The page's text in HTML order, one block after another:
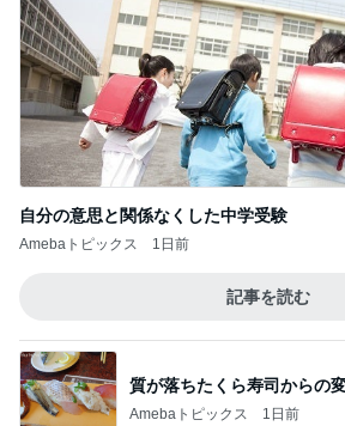
自分の意思と関係なくした中学受験
Amebaトピックス 1日前
記事を読む
質が落ちたくら寿司からの
Amebaトピックス 1日前